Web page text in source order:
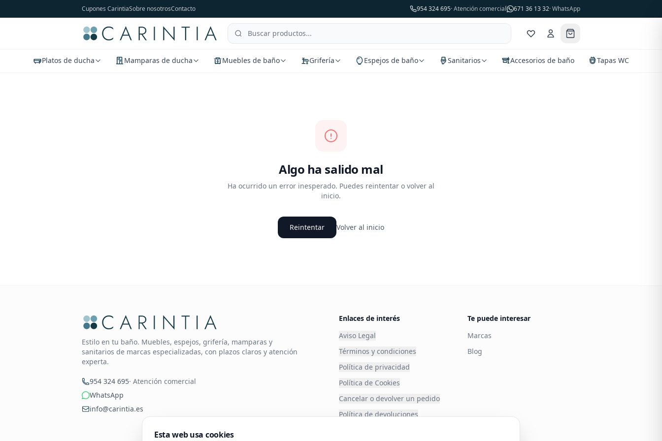
Cupones CarintiaSobre nosotrosContacto 954 324 695· Atención comercial 671 36 13 32· WhatsApp
Platos de ducha Mamparas de ducha Muebles de baño Grifería Espejos de baño Sanitarios Accesorios de baño Tapas WC
Algo ha salido mal
Ha ocurrido un error inesperado. Puedes reintentar o volver al
inicio.
Reintentar Volver al inicio
Estilo en tu baño. Muebles, espejos, grifería, mamparas y
sanitarios de marcas especializadas, con plazos claros y atención
experta.
954 324 695· Atención comercial
WhatsApp
info@carintia.es
Enlaces de interés
Aviso Legal
Términos y condiciones
Política de privacidad
Política de Cookies
Cancelar o devolver un pedido
Política de devoluciones
Te puede interesar
Marcas
Blog
Esta web usa cookies